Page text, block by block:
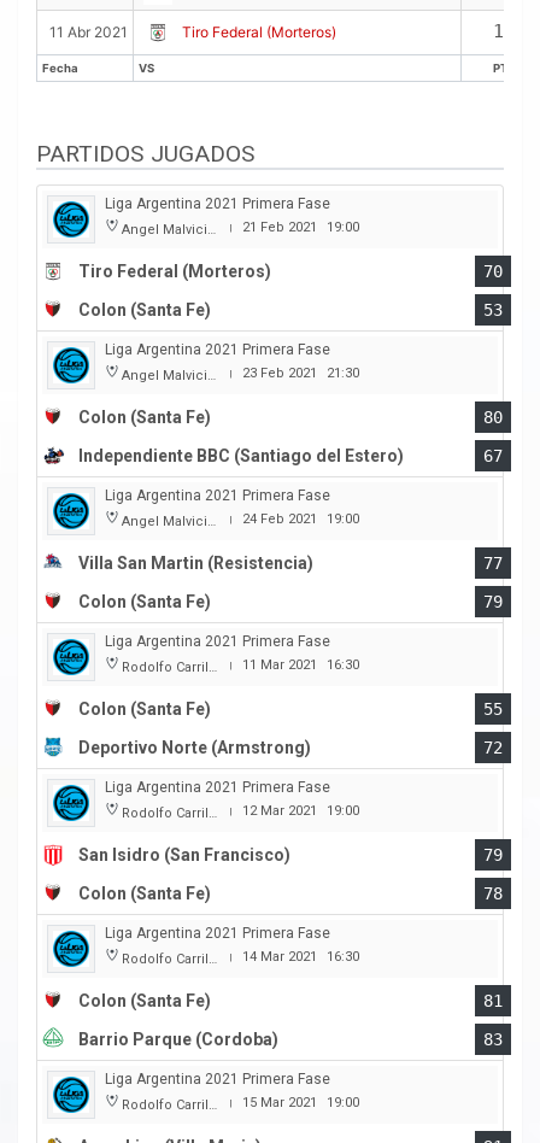
Fecha VS PTS
11 Abr 2021 Tiro Federal (Morteros) 13
Fecha VS PTS
PARTIDOS JUGADOS
Liga Argentina 2021 Primera Fase
Angel Malvicino | 21 Feb 2021 19:00
Tiro Federal (Morteros)
70
Colon (Santa Fe)
53
Liga Argentina 2021 Primera Fase
Angel Malvicino | 23 Feb 2021 21:30
Colon (Santa Fe)
80
Independiente BBC (Santiago del Estero)
67
Liga Argentina 2021 Primera Fase
Angel Malvicino | 24 Feb 2021 19:00
Villa San Martin (Resistencia)
77
Colon (Santa Fe)
79
Liga Argentina 2021 Primera Fase
Rodolfo Carrillo | 11 Mar 2021 16:30
Colon (Santa Fe)
55
Deportivo Norte (Armstrong)
72
Liga Argentina 2021 Primera Fase
Rodolfo Carrillo | 12 Mar 2021 19:00
San Isidro (San Francisco)
79
Colon (Santa Fe)
78
Liga Argentina 2021 Primera Fase
Rodolfo Carrillo | 14 Mar 2021 16:30
Colon (Santa Fe)
81
Barrio Parque (Cordoba)
83
Liga Argentina 2021 Primera Fase
Rodolfo Carrillo | 15 Mar 2021 19:00